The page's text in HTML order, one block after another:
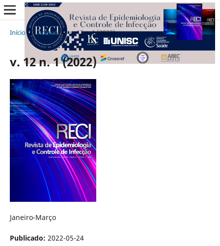
Início / Acervo / v. 12 n. 1 (2022)
v. 12 n. 1 (2022)
Janeiro-Março
Publicado: 2022-05-24